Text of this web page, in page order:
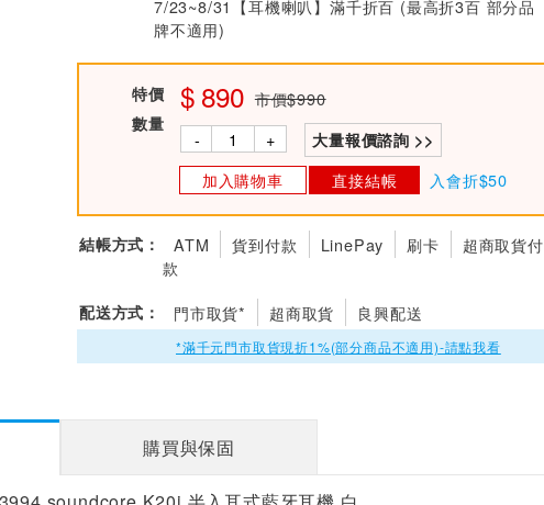
7/23~8/31【耳機喇叭】滿千折百 (最高折3百 部分品
牌不適用)
特價 890 市價$990
數量
- + 大量報價諮詢 >>
加入購物車 直接結帳 入會折$50
結帳方式： ATM 貨到付款 LinePay 刷卡
超商取貨付
款
配送方式： 門市取貨* 超商取貨 良興配送
*滿千元門市取貨現折1%(部分商品不適用)-請點我看
購買與保固